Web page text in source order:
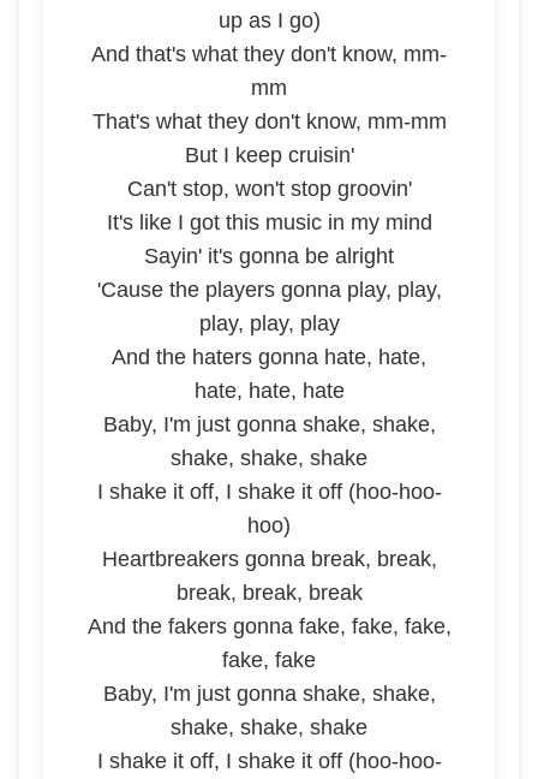
up as I go)
And that's what they don't know, mm-
mm
That's what they don't know, mm-mm
But I keep cruisin'
Can't stop, won't stop groovin'
It's like I got this music in my mind
Sayin' it's gonna be alright
'Cause the players gonna play, play,
play, play, play
And the haters gonna hate, hate,
hate, hate, hate
Baby, I'm just gonna shake, shake,
shake, shake, shake
I shake it off, I shake it off (hoo-hoo-
hoo)
Heartbreakers gonna break, break,
break, break, break
And the fakers gonna fake, fake, fake,
fake, fake
Baby, I'm just gonna shake, shake,
shake, shake, shake
I shake it off, I shake it off (hoo-hoo-